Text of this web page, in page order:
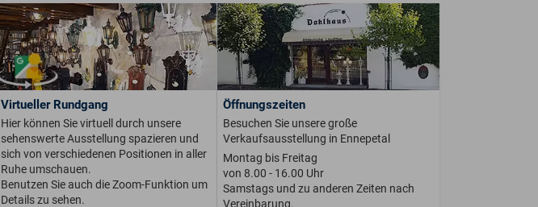
Virtueller Rundgang
Hier können Sie virtuell durch unsere
sehenswerte Ausstellung spazieren und
sich von verschiedenen Positionen in aller
Ruhe umschauen.
Benutzen Sie auch die Zoom-Funktion um
Details zu sehen.
Öffnungszeiten
Besuchen Sie unsere große
Verkaufsausstellung in Ennepetal
Montag bis Freitag
von 8.00 - 16.00 Uhr
Samstags und zu anderen Zeiten nach
Vereinbarung.